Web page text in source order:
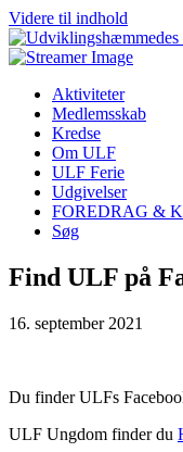
Videre til indhold
Aktiviteter
Medlemsskab
Kredse
Om ULF
ULF Ferie
Udgivelser
FOREDRAG &
Søg
Find ULF på
16. september 2021
Du finder ULFs
ULF Ungdom finder du